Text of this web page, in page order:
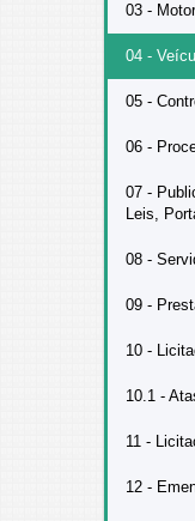
03 -
04 -
05 -
06 -
07 -
Leis,
08 -
09 -
10 -
10.1 -
11 -
12 -